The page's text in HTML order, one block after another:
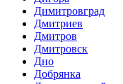
Димитровград
Дмитриев
Дмитров
Дмитровск
Дно
Добрянка